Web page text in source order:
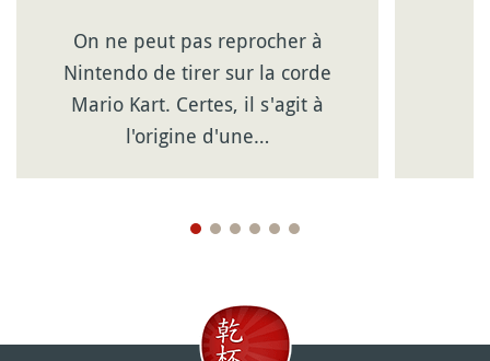
On ne peut pas reprocher à
Nintendo de tirer sur la corde
Mario Kart. Certes, il s'agit à
l'origine d'une…